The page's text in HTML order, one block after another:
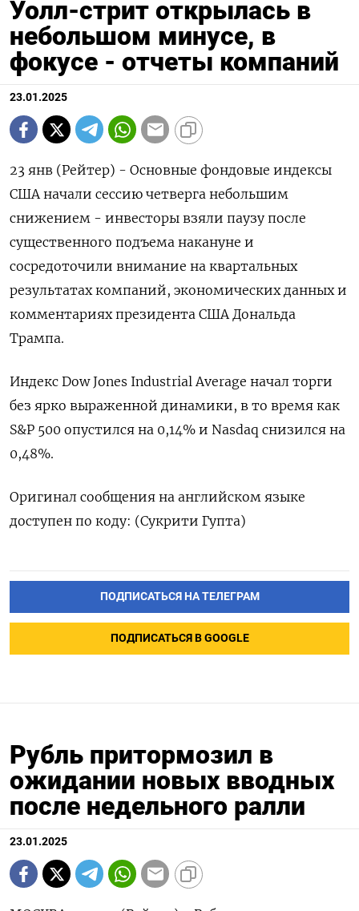
Уолл-стрит открылась в
небольшом минусе, в
фокусе - отчеты компаний
23.01.2025
23 янв (Рейтер) - Основные фондовые индексы
США начали сессию четверга небольшим
снижением - инвесторы взяли паузу после
существенного подъема накануне и
сосредоточили внимание на квартальных
результатах компаний, экономических данных и
комментариях президента США Дональда
Трампа.
Индекс Dow Jones Industrial Average начал торги
без ярко выраженной динамики, в то время как
S&P 500 опустился на 0,14% и Nasdaq снизился на
0,48%.
Оригинал сообщения на английском языке
доступен по коду: (Сукрити Гупта)
ПОДПИСАТЬСЯ НА ТЕЛЕГРАМ
ПОДПИСАТЬСЯ В GOOGLE
Рубль притормозил в
ожидании новых вводных
после недельного ралли
23.01.2025